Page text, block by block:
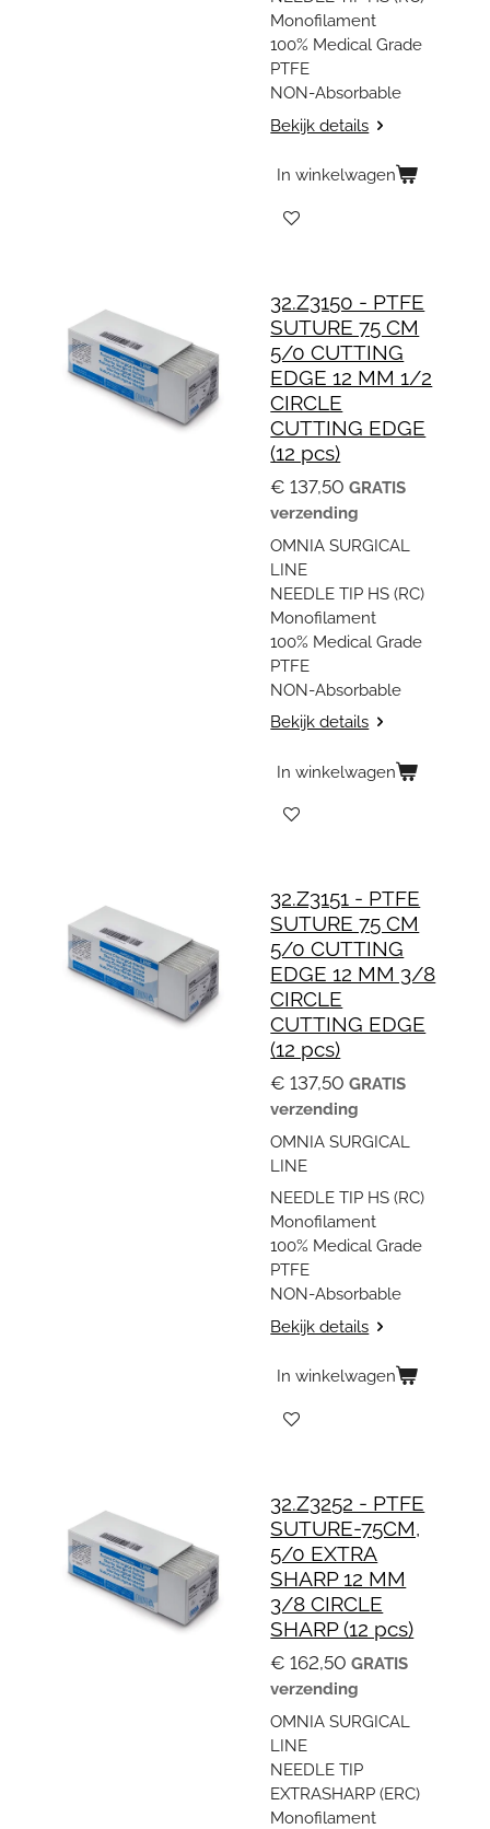
Monofilament
100% Medical Grade
PTFE
NON-Absorbable
Bekijk details
In winkelwagen
32.Z3150 - PTFE
SUTURE 75 CM
5/0 CUTTING
EDGE 12 MM 1/2
CIRCLE
CUTTING EDGE
(12 pcs)
€ 137,50 GRATIS
verzending
OMNIA SURGICAL
LINE
NEEDLE TIP HS (RC)
Monofilament
100% Medical Grade
PTFE
NON-Absorbable
Bekijk details
In winkelwagen
32.Z3151 - PTFE
SUTURE 75 CM
5/0 CUTTING
EDGE 12 MM 3/8
CIRCLE
CUTTING EDGE
(12 pcs)
€ 137,50 GRATIS
verzending
OMNIA SURGICAL
LINE
NEEDLE TIP HS (RC)
Monofilament
100% Medical Grade
PTFE
NON-Absorbable
Bekijk details
In winkelwagen
32.Z3252 - PTFE
SUTURE-75CM,
5/0 EXTRA
SHARP 12 MM
3/8 CIRCLE
SHARP (12 pcs)
€ 162,50 GRATIS
verzending
OMNIA SURGICAL
LINE
NEEDLE TIP
EXTRASHARP (ERC)
Monofilament